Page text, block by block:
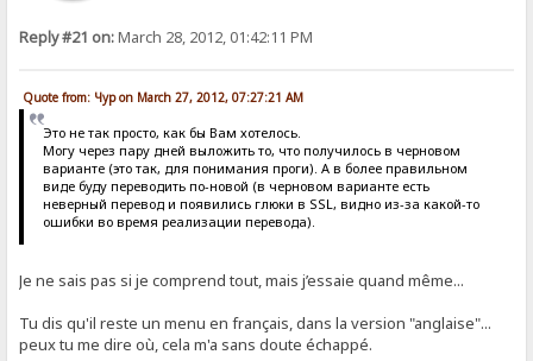
Reply #21 on:March 28, 2012, 01:42:11 PM
Quote from: Чур on March 27, 2012, 07:27:21 AM
Это не так просто, как бы Вам хотелось.
Могу через пару дней выложить то, что получилось в черновом
варианте (это так, для понимания проги). А в более правильном
виде буду переводить по-новой (в черновом варианте есть
неверный перевод и появились глюки в SSL, видно из-за какой-то
ошибки во время реализации перевода).
Je ne sais pas si je comprend tout, mais j’essaie quand même...
Tu dis qu'il reste un menu en français, dans la version "anglaise"...
peux tu me dire où, cela m'a sans doute échappé.